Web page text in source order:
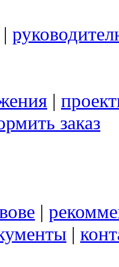
|
|
заказ
|
|